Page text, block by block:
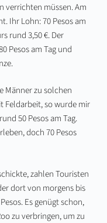
verrichten müssen. Am
Ihr Lohn: 70 Pesos am
rund 3,50 €. Der
Pesos am Tag und
Männer zu solchen
Feldarbeit, so wurde mir
50 Pesos am Tag.
doch 70 Pesos
zahlen Touristen
dort von morgens bis
Es genügt schon,
zu verbringen, um zu